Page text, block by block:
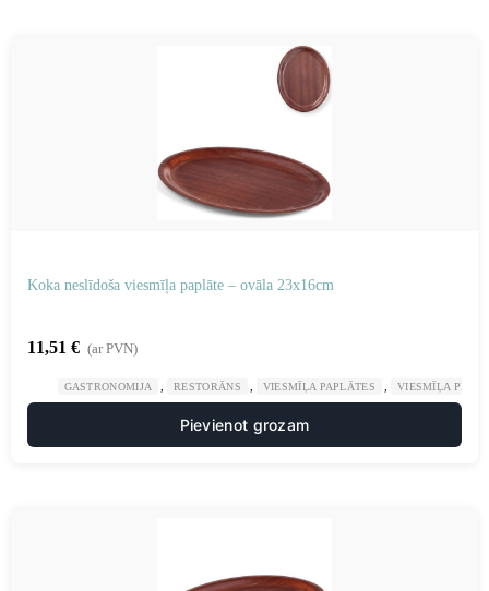
Koka neslīdoša viesmīļa paplāte – ovāla 23x16cm
11,51 € (ar PVN)
GASTRONOMIJA RESTORĀNS VIESMĪĻA PAPLĀTES VIESMĪĻA
Pievienot grozam